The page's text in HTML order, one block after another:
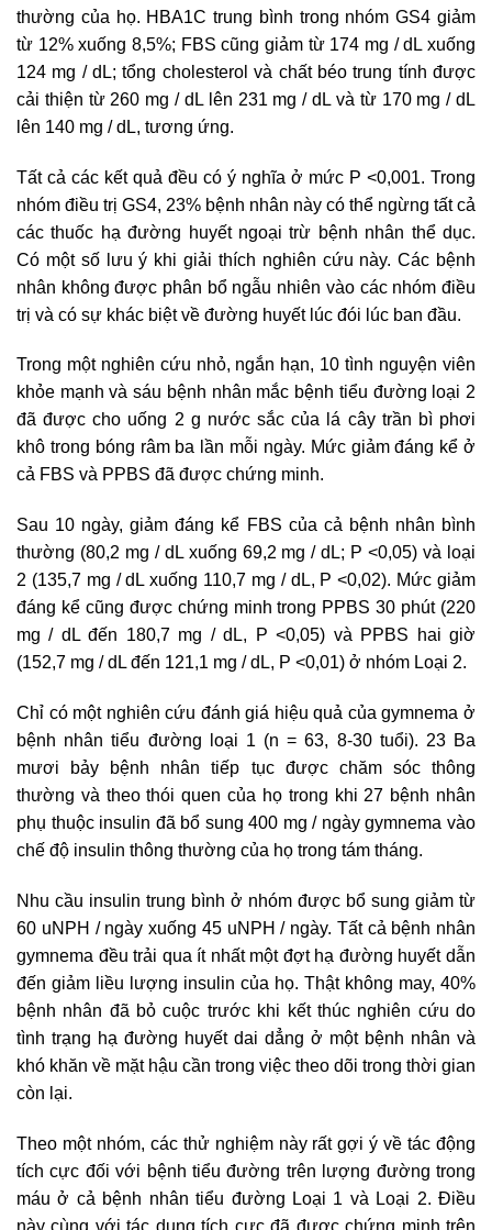
thường của họ. HBA1C trung bình trong nhóm GS4 giảm
từ 12% xuống 8,5%; FBS cũng giảm từ 174 mg / dL xuống
124 mg / dL; tổng cholesterol và chất béo trung tính được
cải thiện từ 260 mg / dL lên 231 mg / dL và từ 170 mg / dL
lên 140 mg / dL, tương ứng.
Tất cả các kết quả đều có ý nghĩa ở mức P <0,001. Trong
nhóm điều trị GS4, 23% bệnh nhân này có thể ngừng tất cả
các thuốc hạ đường huyết ngoại trừ bệnh nhân thể dục.
Có một số lưu ý khi giải thích nghiên cứu này. Các bệnh
nhân không được phân bổ ngẫu nhiên vào các nhóm điều
trị và có sự khác biệt về đường huyết lúc đói lúc ban đầu.
Trong một nghiên cứu nhỏ, ngắn hạn, 10 tình nguyện viên
khỏe mạnh và sáu bệnh nhân mắc bệnh tiểu đường loại 2
đã được cho uống 2 g nước sắc của lá cây trần bì phơi
khô trong bóng râm ba lần mỗi ngày. Mức giảm đáng kể ở
cả FBS và PPBS đã được chứng minh.
Sau 10 ngày, giảm đáng kể FBS của cả bệnh nhân bình
thường (80,2 mg / dL xuống 69,2 mg / dL; P <0,05) và loại
2 (135,7 mg / dL xuống 110,7 mg / dL, P <0,02). Mức giảm
đáng kể cũng được chứng minh trong PPBS 30 phút (220
mg / dL đến 180,7 mg / dL, P <0,05) và PPBS hai giờ
(152,7 mg / dL đến 121,1 mg / dL, P <0,01) ở nhóm Loại 2.
Chỉ có một nghiên cứu đánh giá hiệu quả của gymnema ở
bệnh nhân tiểu đường loại 1 (n = 63, 8-30 tuổi). 23 Ba
mươi bảy bệnh nhân tiếp tục được chăm sóc thông
thường và theo thói quen của họ trong khi 27 bệnh nhân
phụ thuộc insulin đã bổ sung 400 mg / ngày gymnema vào
chế độ insulin thông thường của họ trong tám tháng.
Nhu cầu insulin trung bình ở nhóm được bổ sung giảm từ
60 uNPH / ngày xuống 45 uNPH / ngày. Tất cả bệnh nhân
gymnema đều trải qua ít nhất một đợt hạ đường huyết dẫn
đến giảm liều lượng insulin của họ. Thật không may, 40%
bệnh nhân đã bỏ cuộc trước khi kết thúc nghiên cứu do
tình trạng hạ đường huyết dai dẳng ở một bệnh nhân và
khó khăn về mặt hậu cần trong việc theo dõi trong thời gian
còn lại.
Theo một nhóm, các thử nghiệm này rất gợi ý về tác động
tích cực đối với bệnh tiểu đường trên lượng đường trong
máu ở cả bệnh nhân tiểu đường Loại 1 và Loại 2. Điều
này cùng với tác dụng tích cực đã được chứng minh trên